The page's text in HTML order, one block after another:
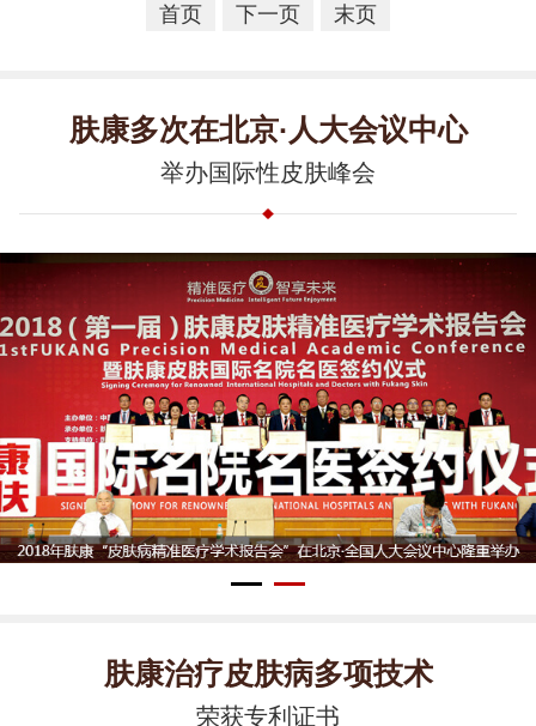
首页 下一页 末页
肤康多次在北京·人大会议中心
举办国际性皮肤峰会
肤康治疗皮肤病多项技术
荣获专利证书